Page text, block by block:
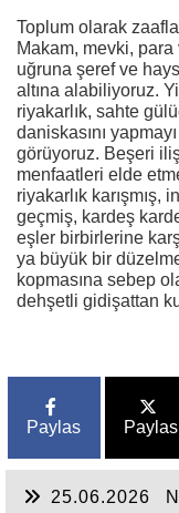
Toplum olarak
Makam, mevki,
uğruna şeref ve
altına alabiliyoruz.
riyakarlık, sahte
daniskasını
görüyoruz. Beşeri
menfaatleri elde
riyakarlık
geçmiş, kardeş
eşler birbirlerine
ya büyük bir
kopmasına sebep
dehşetli gidişattan
Paylas Paylas
25.06.2026